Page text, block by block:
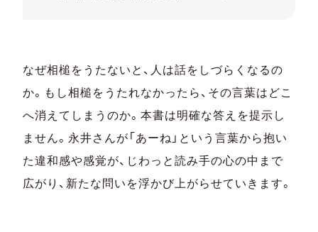
なぜ相槌をうたないと、人は話をしづらくなるの
か。もし相槌をうたれなかったら、その言葉はどこ
へ消えてしまうのか。本書は明確な答えを提示し
ません。永井さんが「あーね」という言葉から抱い
た違和感や感覚が、じわっと読み手の心の中まで
広がり、新たな問いを浮かび上がらせていきます。